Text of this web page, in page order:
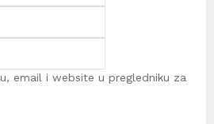
email i website u pregledniku za